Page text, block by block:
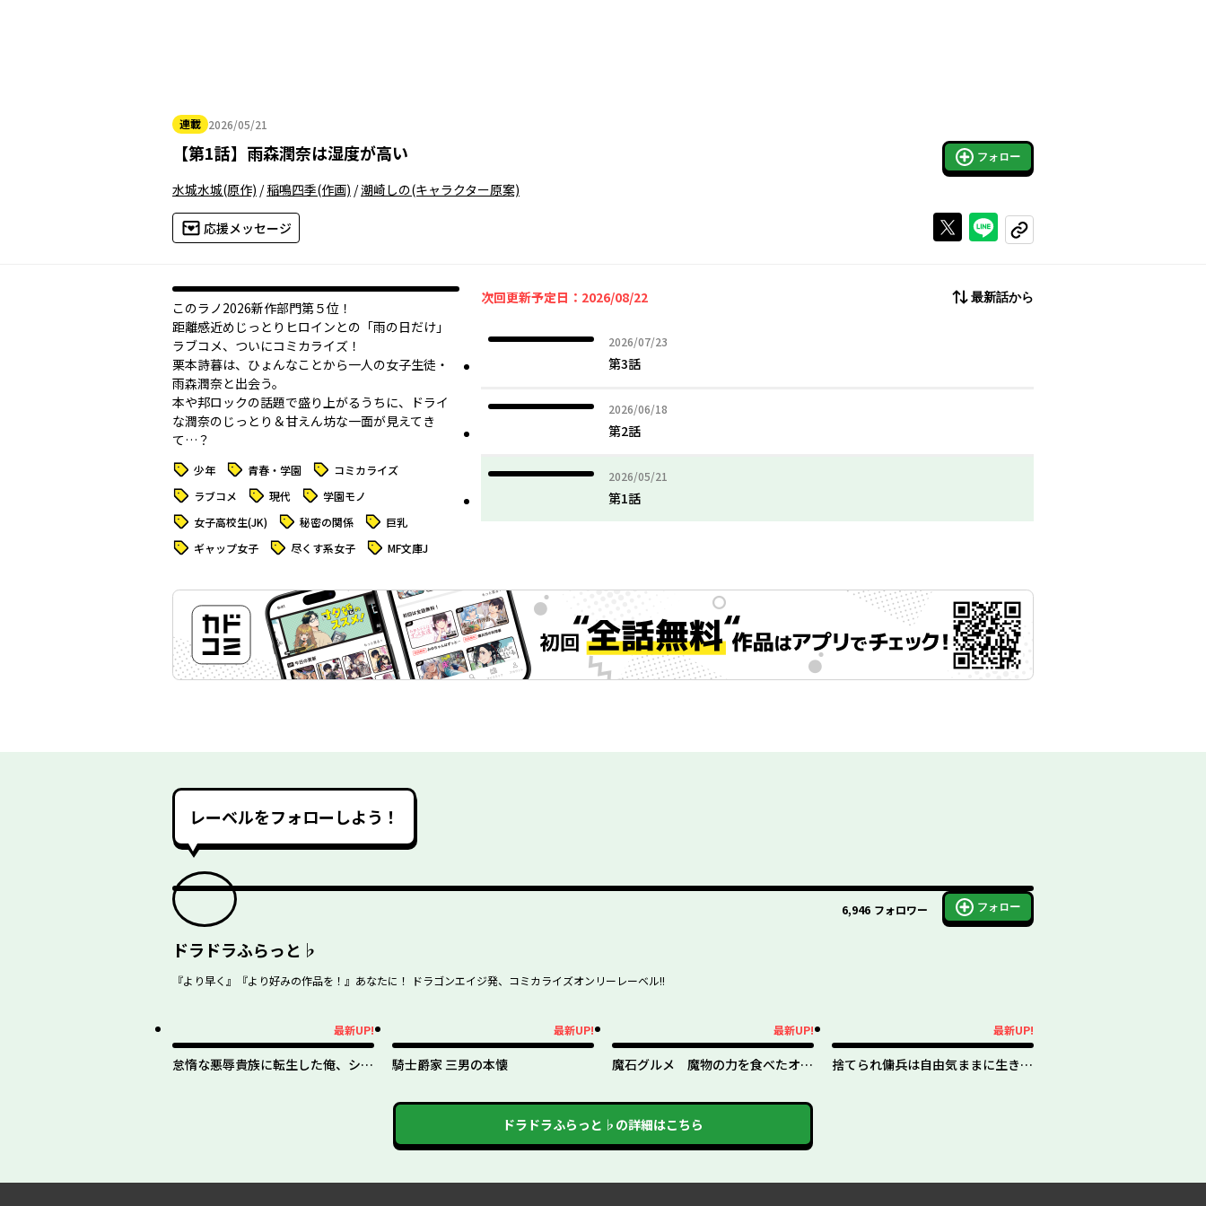
連載 2026/05/21
2026年05月21日
【第1話】 雨森潤奈は湿度が高い フォロー
水城水城(原作) /稲鳴四季(作画) /潮崎しの(キャラクター原案)
応援メッセージ Xで投稿するラインでシェアする
コピーする
このラノ2026新作部門第５位！
距離感近めじっとりヒロインとの「雨の日だけ」
ラブコメ、ついにコミカライズ！
栗本詩暮は、ひょんなことから一人の女子生徒・
雨森潤奈と出会う。
本や邦ロックの話題で盛り上がるうちに、ドライ
な潤奈のじっとり＆甘えん坊な一面が見えてき
て…？
タグ 少年 タグ 青春・学園 タグ コミカライズ
タグ ラブコメ タグ 現代 タグ 学園モノ
タグ 女子高校生(JK) タグ 秘密の関係 タグ 巨乳
タグ ギャップ女子 タグ 尽くす系女子 タグ MF文庫J
次回更新予定日：2026/08/22 最新話から
2026/07/23
2026年07月23日
第3話
2026/06/18
2026年06月18日
第2話
2026/05/21
2026年05月21日
第1話
レーベルをフォローしよう！
6,946 フォロワー フォロー
ドラドラふらっと♭
『より早く』『より好みの作品を！』あなたに！ ドラゴンエイジ発、コミカライズオンリーレーベル!!
最新UP!
怠惰な悪辱貴族に転生した俺、シナ
最新UP!
騎士爵家 三男の本懐
最新UP!
魔石グルメ 魔物の力を食べたオレ
最新UP!
捨てられ傭兵は自由気ままに生きた
ドラドラふらっと♭ の詳細はこちら